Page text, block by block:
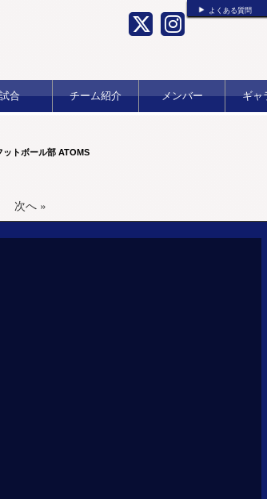
よくある質問
合 チーム紹介 メンバー ギャ
トボール部 ATOMS
次へ »